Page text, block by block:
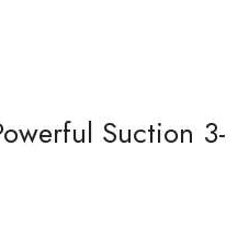
Suction 3-